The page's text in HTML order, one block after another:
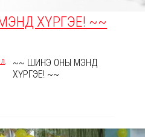
ХҮРГЭЕ! ~~
,
~~ ШИНЭ ОНЫ МЭНД
ХҮРГЭЕ! ~~